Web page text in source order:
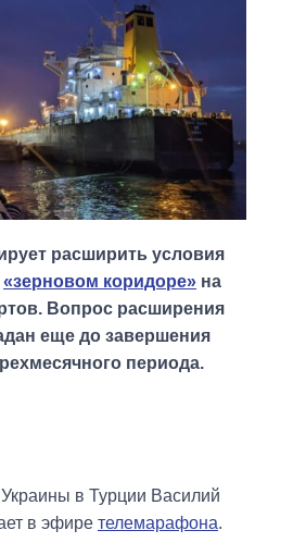
расширить условия
«зерновом коридоре» на
Вопрос расширения
еще до завершения
периода.
в Турции Василий
в эфире телемарафона.